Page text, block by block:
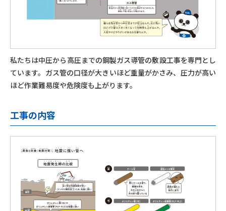
私たちは中圧から高圧までの鋼製ガス導管の敷設工事を専門とし
ています。ガス管の口径が大きいほど重量がかさみ、圧力が高い
ほど作業難易度や危険度も上がります。
工事の内容